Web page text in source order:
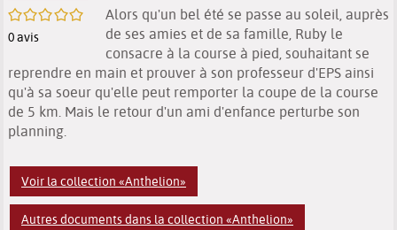
/5
0avis
Alors qu'un bel été se passe au soleil, auprès
de ses amies et de sa famille, Ruby le
consacre à la course à pied, souhaitant se
reprendre en main et prouver à son professeur d'EPS ainsi
qu'à sa soeur qu'elle peut remporter la coupe de la course
de 5 km. Mais le retour d'un ami d'enfance perturbe son
planning.
Voir la collection «Anthelion»
Autres documents dans la collection «Anthelion»